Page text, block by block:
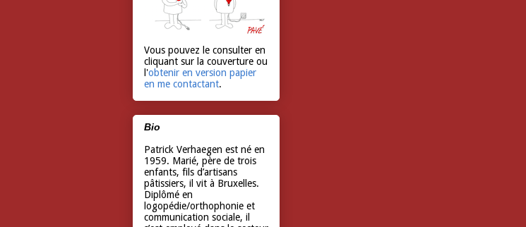
Vous pouvez le consulter en
cliquant sur la couverture ou
l'obtenir en version papier
en me contactant.
Bio
Patrick Verhaegen est né en
1959. Marié, père de trois
enfants, fils d’artisans
pâtissiers, il vit à Bruxelles.
Diplômé en
logopédie/orthophonie et
communication sociale, il